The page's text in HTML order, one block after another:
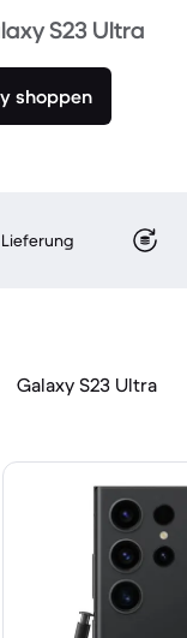
S23 Ultra
shoppen
Galaxy S23 Ultra